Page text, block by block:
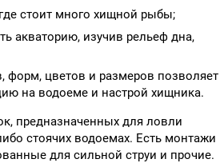
стоит много хищной рыбы;
акваторию, изучив рельеф дна,
форм, цветов и размеров позволяет
на водоеме и настрой хищника.
предназначенных для ловли
стоячих водоемах. Есть монтажи
для сильной струи и прочие.